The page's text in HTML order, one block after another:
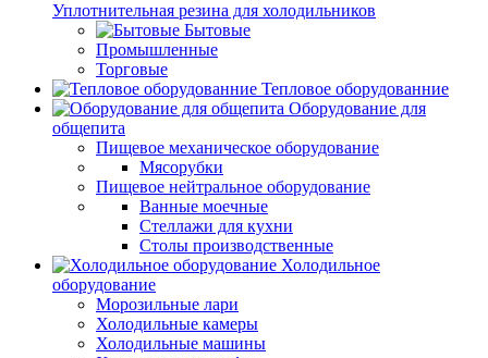
Уплотнительная резина для холодильников
Бытовые
Промышленные
Торговые
Тепловое оборудованние
Оборудование для
общепита
Пищевое механическое оборудование
Мясорубки
Пищевое нейтральное оборудование
Ванные моечные
Стеллажи для кухни
Столы производственные
Холодильное
оборудование
Морозильные лари
Холодильные камеры
Холодильные машины